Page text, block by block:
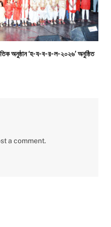
অনুষ্ঠান ‘হ-য-ব-র-ল-২০২৬’ অনুষ্ঠিত
a comment.